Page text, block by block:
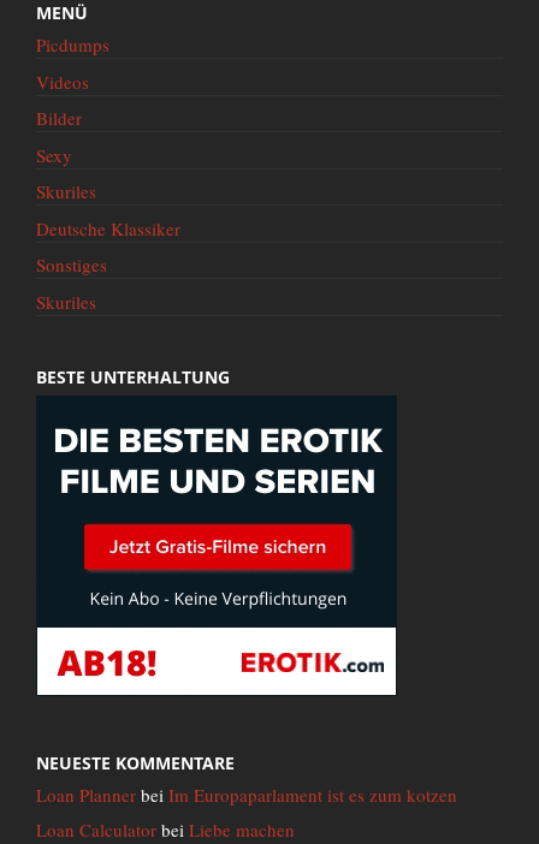
MENÜ
Picdumps
Videos
Bilder
Sexy
Skuriles
Deutsche Klassiker
Sonstiges
Skuriles
BESTE UNTERHALTUNG
NEUESTE KOMMENTARE
Loan Planner bei Im Europaparlament ist es zum kotzen
Loan Calculator bei Liebe machen